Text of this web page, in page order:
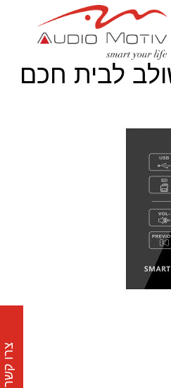
לבית חכם
צרו קשר